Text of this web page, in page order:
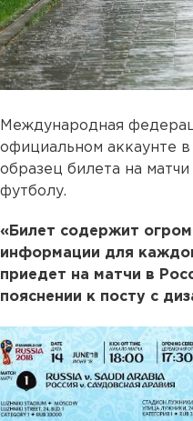
Международная
официальном аккаунте
образец билета на
футболу.
«Билет содержит
информации для
приедет на матчи в
пояснении к посту с